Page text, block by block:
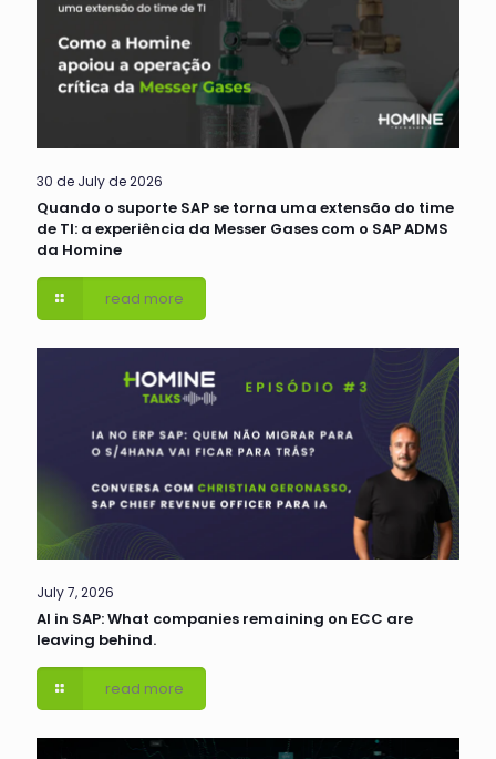
30 de July de 2026
Quando o suporte SAP se torna uma extensão do time
de TI: a experiência da Messer Gases com o SAP ADMS
da Homine
read more
July 7, 2026
AI in SAP: What companies remaining on ECC are
leaving behind.
read more